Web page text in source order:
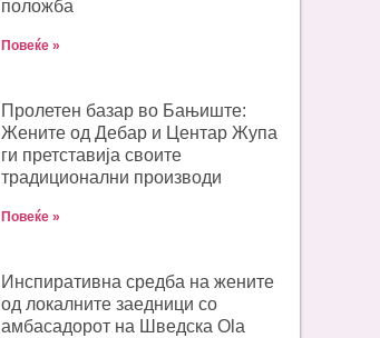
положба
Повеќе »
Пролетен базар во Бањиште:
Жените од Дебар и Центар Жупа
ги претставија своите
традиционални производи
Повеќе »
Инспиративна средба на жените
од локалните заедници со
амбасадорот на Шведска Ola